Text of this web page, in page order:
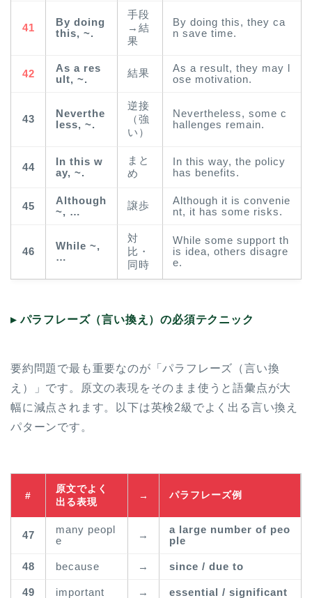
41
By doing
this, ~.
手段
→結
果
By doing this, they ca
n save time.
42
As a res
ult, ~.
結果
As a result, they may l
ose motivation.
43
Neverthe
less, ~.
逆接
（強
い）
Nevertheless, some c
hallenges remain.
44
In this w
ay, ~.
まと
め
In this way, the policy
has benefits.
45
Although
~, …
譲歩
Although it is convenie
nt, it has some risks.
46
While ~,
…
対
比・
同時
While some support th
is idea, others disagre
e.
▸ パラフレーズ（言い換え）の必須テクニック
要約問題で最も重要なのが「パラフレーズ（言い換
え）」です。原文の表現をそのまま使うと語彙点が大
幅に減点されます。以下は英検2級でよく出る言い換え
パターンです。
#
原文でよく
出る表現
→ パラフレーズ例
47
many peopl
e
→
a large number of peo
ple
48 because → since / due to
49 important → essential / significant